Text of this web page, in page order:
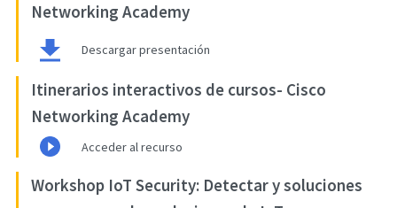
Networking Academy
Descargar presentación
Itinerarios interactivos de cursos- Cisco
Networking Academy
Acceder al recurso
Workshop IoT Security: Detectar y soluciones